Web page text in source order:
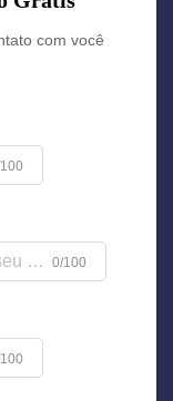
com você
0/100